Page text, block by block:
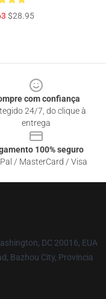
$28.95
com confiança
24/7, do clique à
entrega
100% seguro
/ MasterCard / Visa
DC 20016, EUA
Bazhou City, Província